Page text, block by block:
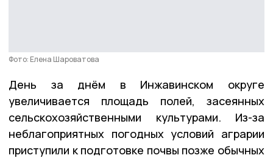
Фото: Елена Шароватова
День за днём в Инжавинском округе
увеличивается площадь полей, засеянных
сельскохозяйственными культурами. Из-за
неблагоприятных погодных условий аграрии
приступили к подготовке почвы позже обычных